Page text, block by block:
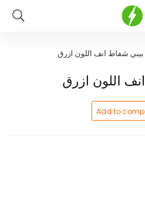
بيبي شفاط انف اللون ازرق
اللون ازرق
Add to